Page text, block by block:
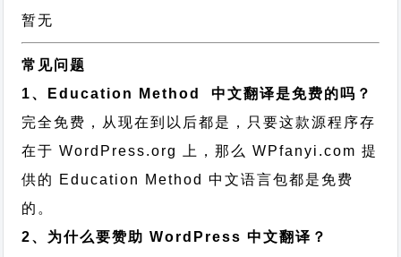
暂无
常见问题
1、Education Method 中文翻译是免费的吗？
完全免费，从现在到以后都是，只要这款源程序存
在于 WordPress.org 上，那么 WPfanyi.com 提
供的 Education Method 中文语言包都是免费
的。
2、为什么要赞助 WordPress 中文翻译？